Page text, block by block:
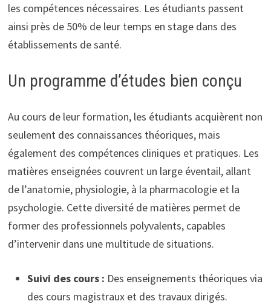
les compétences nécessaires. Les étudiants passent
ainsi près de 50% de leur temps en stage dans des
établissements de santé.
Un programme d’études bien conçu
Au cours de leur formation, les étudiants acquièrent non
seulement des connaissances théoriques, mais
également des compétences cliniques et pratiques. Les
matières enseignées couvrent un large éventail, allant
de l’anatomie, physiologie, à la pharmacologie et la
psychologie. Cette diversité de matières permet de
former des professionnels polyvalents, capables
d’intervenir dans une multitude de situations.
Suivi des cours : Des enseignements théoriques via
des cours magistraux et des travaux dirigés.